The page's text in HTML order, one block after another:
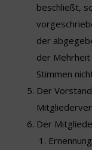
beschließt,
der
der
Stimmen
Der
Der